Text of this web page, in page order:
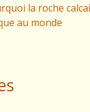
la roche
au monde